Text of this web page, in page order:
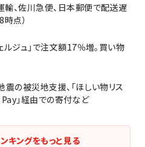
輸、佐川急便、日本郵便で配送遅
点）
ルジュ」で注文額17％増。買い物
の被災地支援、「ほしい物リス
Pay」経由での寄付など
キングをもっと見る